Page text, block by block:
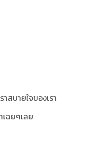
สบายใจของเรา
ฉยๆเลย